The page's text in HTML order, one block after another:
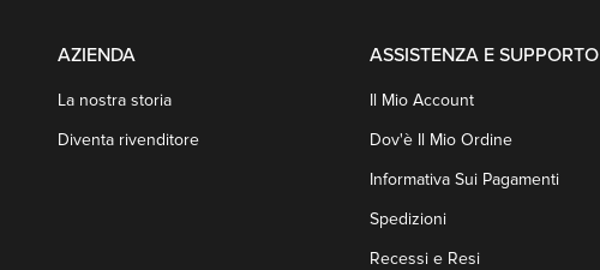
AZIENDA
La nostra storia
Diventa rivenditore
ASSISTENZA E SUPPORTO
Il Mio Account
Dov'è Il Mio Ordine
Informativa Sui Pagamenti
Spedizioni
Recessi e Resi